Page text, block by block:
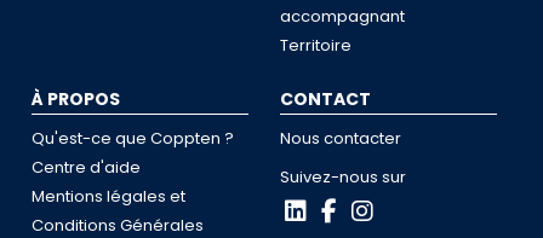
accompagnant
Territoire
À PROPOS
Qu'est-ce que Coppten ?
Centre d'aide
Mentions légales et
Conditions Générales
CONTACT
Nous contacter
Suivez-nous sur